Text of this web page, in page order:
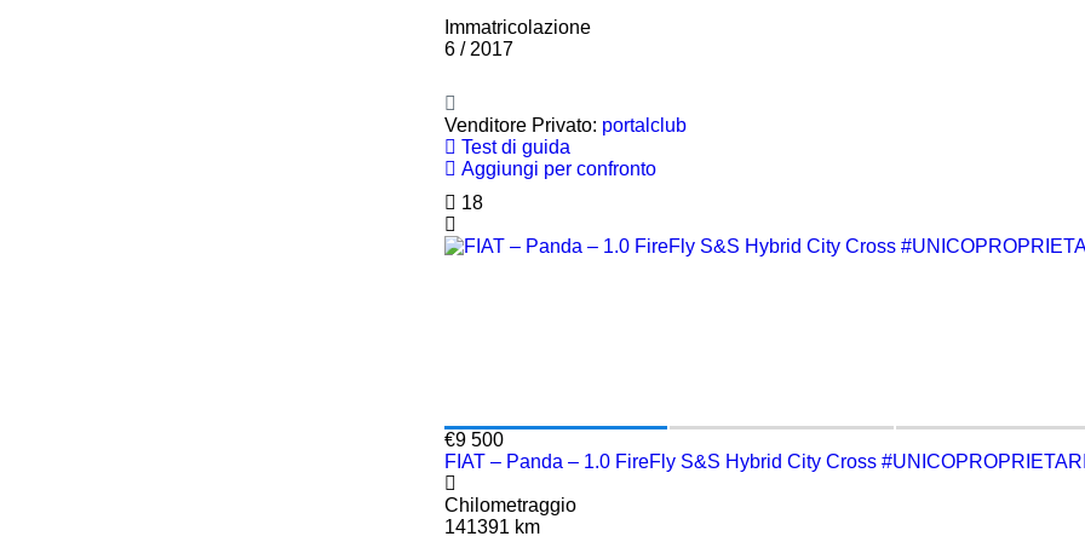
Immatricolazione
6 / 2017
Venditore Privato: portalclub
Test di guida
Aggiungi per confronto
18
€9 500
FIAT – Panda – 1.0 FireFly S&S Hybrid City Cross
Chilometraggio
141391 km